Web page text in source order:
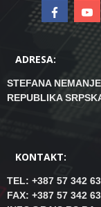
ADRESA:
STEFANA
REPUBLIKA
KONTAKT:
TEL: +387 57 342
FAX: +387 57 342